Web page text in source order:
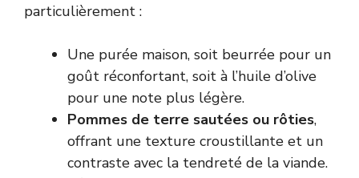
particulièrement :
Une purée maison, soit beurrée pour un
goût réconfortant, soit à l’huile d’olive
pour une note plus légère.
Pommes de terre sautées ou rôties,
offrant une texture croustillante et un
contraste avec la tendreté de la viande.